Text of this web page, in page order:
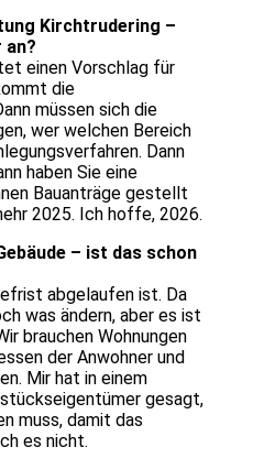
Kirchtrudering –
an?
einen Vorschlag für
die
müssen sich die
wer welchen Bereich
Dann
haben Sie eine
Bauanträge gestellt
2025. Ich hoffe, 2026.
– ist das schon
abgelaufen ist. Da
was ändern, aber es ist
brauchen Wohnungen
der Anwohner und
Mir hat in einem
gesagt,
muss, damit das
es nicht.